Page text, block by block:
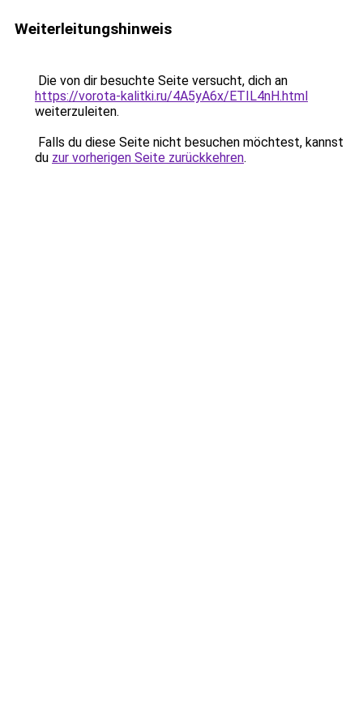
Weiterleitungshinweis
Die von dir besuchte Seite versucht, dich an
https://vorota-kalitki.ru/4A5yA6x/ETIL4nH.html
weiterzuleiten.
Falls du diese Seite nicht besuchen möchtest, kannst
du zur vorherigen Seite zurückkehren.